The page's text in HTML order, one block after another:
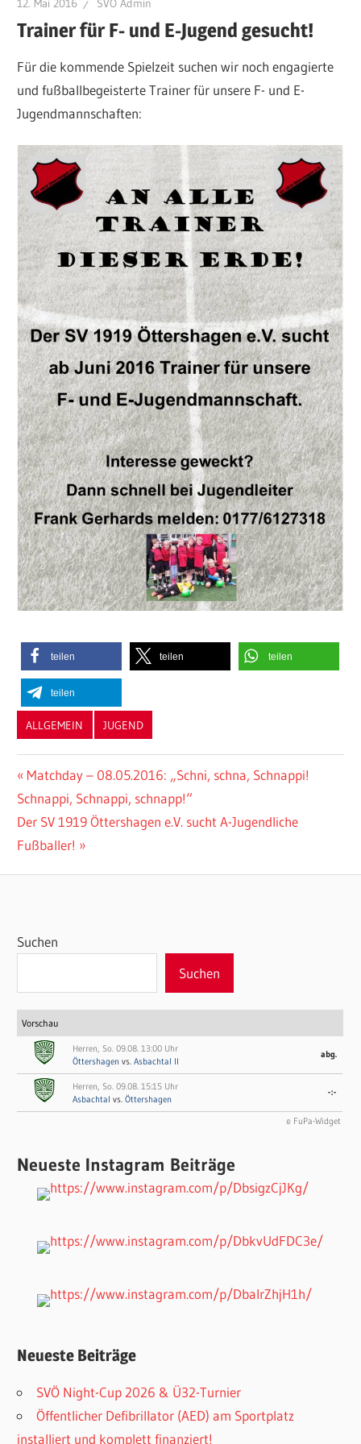
12. Mai 2016 SVÖ Admin
Trainer für F- und E-Jugend gesucht!
Für die kommende Spielzeit suchen wir noch engagierte
und fußballbegeisterte Trainer für unsere F- und E-
Jugendmannschaften:
teilen teilen teilen
teilen
ALLGEMEIN JUGEND
Beitragsnavigation
Vorheriger
Beitrag:
Matchday – 08.05.2016: „Schni, schna, Schnappi!
Schnappi, Schnappi, schnapp!“
Nächster
Beitrag:
Der SV 1919 Öttershagen e.V. sucht A-Jugendliche
Fußballer!
Suchen
Suchen
Vorschau
Herren, So. 09.08. 13:00 Uhr
Öttershagenvs.Asbachtal II
abg.
Herren, So. 09.08. 15:15 Uhr
Asbachtal vs.Öttershagen
-:-
© FuPa-Widget
Neueste Instagram Beiträge
Neueste Beiträge
SVÖ Night-Cup 2026 & Ü32-Turnier
Öffentlicher Defibrillator (AED) am Sportplatz
installiert und komplett finanziert!